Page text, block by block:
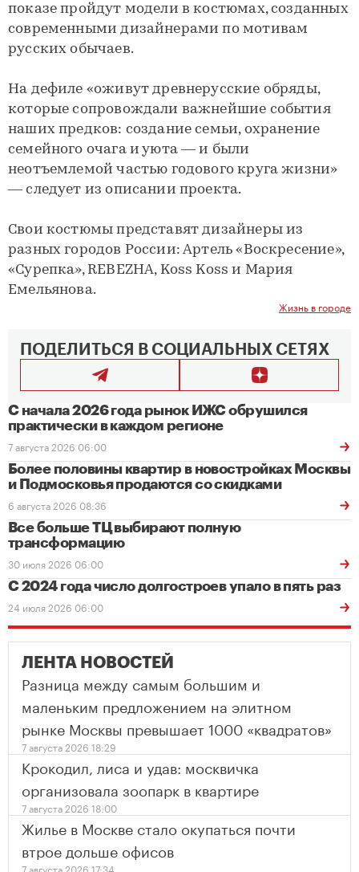
показе пройдут модели в костюмах, созданных
современными дизайнерами по мотивам
русских обычаев.
На дефиле «оживут древнерусские обряды,
которые сопровождали важнейшие события
наших предков: создание семьи, охранение
семейного очага и уюта — и были
неотъемлемой частью годового круга жизни»
— следует из описании проекта.
Свои костюмы представят дизайнеры из
разных городов России: Артель «Воскресение»,
«Сурепка», REBEZHA, Koss Koss и Мария
Емельянова.
Жизнь в городе
ПОДЕЛИТЬСЯ В СОЦИАЛЬНЫХ СЕТЯХ
С начала 2026 года рынок ИЖС обрушился
практически в каждом регионе
7 августа 2026 06:00
Более половины квартир в новостройках Москвы
и Подмосковья продаются со скидками
6 августа 2026 08:36
Все больше ТЦ выбирают полную
трансформацию
30 июля 2026 06:00
С 2024 года число долгостроев упало в пять раз
24 июля 2026 06:00
ЛЕНТА НОВОСТЕЙ
Разница между самым большим и
маленьким предложением на элитном
рынке Москвы превышает 1000 «квадратов»
7 августа 2026 18:29
Крокодил, лиса и удав: москвичка
организовала зоопарк в квартире
7 августа 2026 18:00
Жилье в Москве стало окупаться почти
втрое дольше офисов
7 августа 2026 17:34